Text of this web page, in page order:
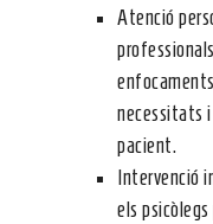
Atenció
necessitats
pacient.
Intervenció
els